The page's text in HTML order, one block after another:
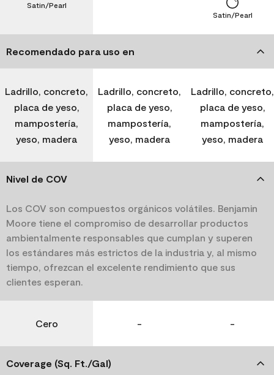
Satin/Pearl
Satin/Pearl
Recomendado para uso en
Ladrillo, concreto,
placa de yeso,
mampostería,
yeso, madera
Ladrillo, concreto,
placa de yeso,
mampostería,
yeso, madera
Ladrillo, concreto,
placa de yeso,
mampostería,
yeso, madera
Nivel de COV
Los COV son compuestos orgánicos volátiles. Benjamin
Moore tiene el compromiso de desarrollar productos
ambientalmente responsables que cumplan y superen
los estándares más estrictos de la industria y, al mismo
tiempo, ofrezcan el excelente rendimiento que sus
clientes esperan.
Cero - -
Coverage (Sq. Ft./Gal)